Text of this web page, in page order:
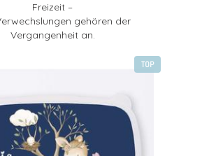
Freizeit –
gehören der
Vergangenheit an.
TOP